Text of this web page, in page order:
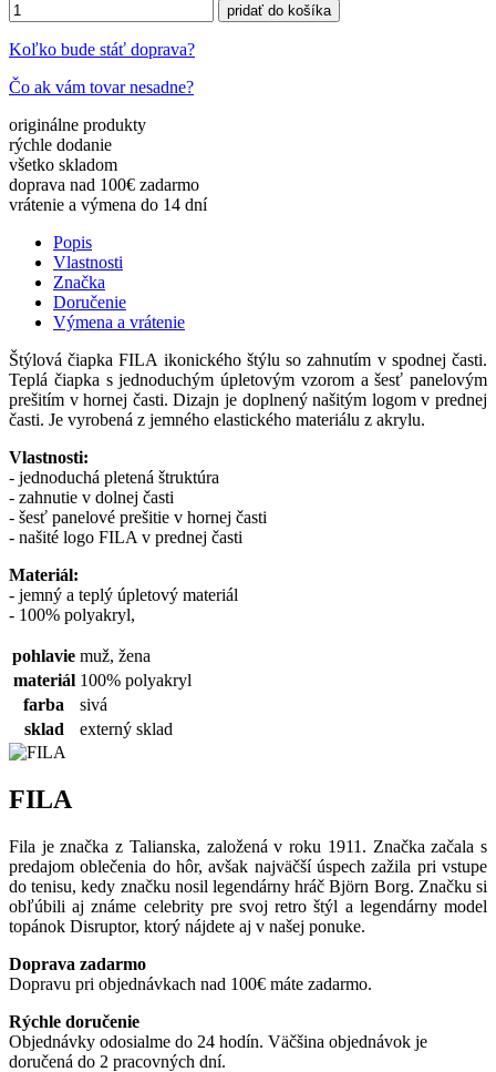
pridať do košíka
Koľko bude stáť doprava?
Čo ak vám tovar nesadne?
originálne produkty
rýchle dodanie
všetko skladom
doprava nad 100€ zadarmo
vrátenie a výmena do 14 dní
Popis
Vlastnosti
Značka
Doručenie
Výmena a vrátenie
Štýlová čiapka FILA ikonického štýlu so zahnutím v spodnej časti.
Teplá čiapka s jednoduchým úpletovým vzorom a šesť panelovým
prešitím v hornej časti. Dizajn je doplnený našitým logom v prednej
časti. Je vyrobená z jemného elastického materiálu z akrylu.
Vlastnosti:
- jednoduchá pletená štruktúra
- zahnutie v dolnej časti
- šesť panelové prešitie v hornej časti
- našité logo FILA v prednej časti
Materiál:
- jemný a teplý úpletový materiál
- 100% polyakryl,
pohlavie muž, žena
materiál 100% polyakryl
farba
sivá
sklad
externý sklad
FILA
Fila je značka z Talianska, založená v roku 1911. Značka začala s
predajom oblečenia do hôr, avšak najväčší úspech zažila pri vstupe
do tenisu, kedy značku nosil legendárny hráč Björn Borg. Značku si
obľúbili aj známe celebrity pre svoj retro štýl a legendárny model
topánok Disruptor, ktorý nájdete aj v našej ponuke.
Doprava zadarmo
Dopravu pri objednávkach nad 100€ máte zadarmo.
Rýchle doručenie
Objednávky odosialme do 24 hodín. Väčšina objednávok je
doručená do 2 pracovných dní.